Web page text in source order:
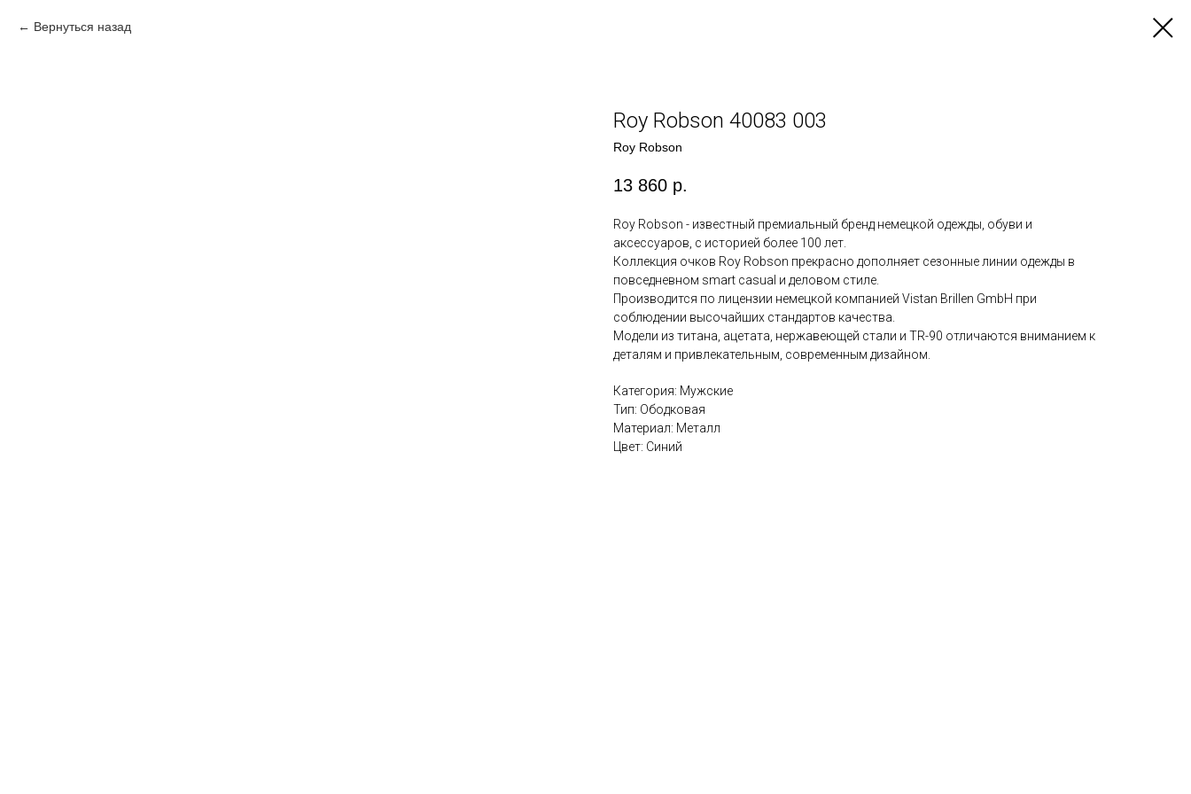
Вернуться назад
Roy Robson 40083 003
Roy Robson
13 860 р.
Roy Robson - известный премиальный бренд немецкой одежды, обуви и
аксессуаров, с историей более 100 лет.
Коллекция очков Roy Robson прекрасно дополняет сезонные линии одежды в
повседневном smart casual и деловом стиле.
Производится по лицензии немецкой компанией Vistan Brillen GmbH при
соблюдении высочайших стандартов качества.
Модели из титана, ацетата, нержавеющей стали и TR-90 отличаются вниманием к
деталям и привлекательным, современным дизайном.
Категория: Мужские
Тип: Ободковая
Материал: Металл
Цвет: Синий